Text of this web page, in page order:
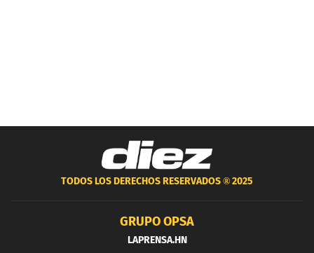
TODOS LOS DERECHOS RESERVADOS ®2025
GRUPO OPSA
LAPRENSA.HN